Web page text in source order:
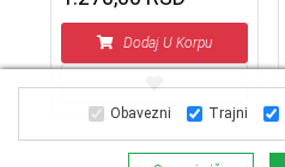
Dodaj U Korpu
Obavezni Trajni